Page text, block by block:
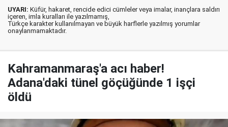
UYARI: Küfür, hakaret, rencide edici cümleler veya imalar, inançlara saldırı
içeren, imla kuralları ile yazılmamış,
Türkçe karakter kullanılmayan ve büyük harflerle yazılmış yorumlar
onaylanmamaktadır.
Kahramanmaraş'a acı haber!
Adana'daki tünel göçüğünde 1 işçi
öldü